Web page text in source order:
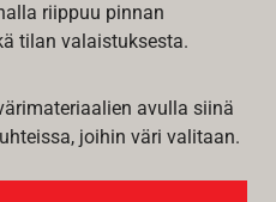
riippuu pinnan
tilan valaistuksesta.
avulla siinä
joihin väri valitaan.